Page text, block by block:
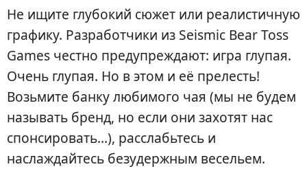
Не ищите глубокий сюжет или реалистичную
графику. Разработчики из Seismic Bear Toss
Games честно предупреждают: игра глупая.
Очень глупая. Но в этом и её прелесть!
Возьмите банку любимого чая (мы не будем
называть бренд, но если они захотят нас
спонсировать…), расслабьтесь и
наслаждайтесь безудержным весельем.